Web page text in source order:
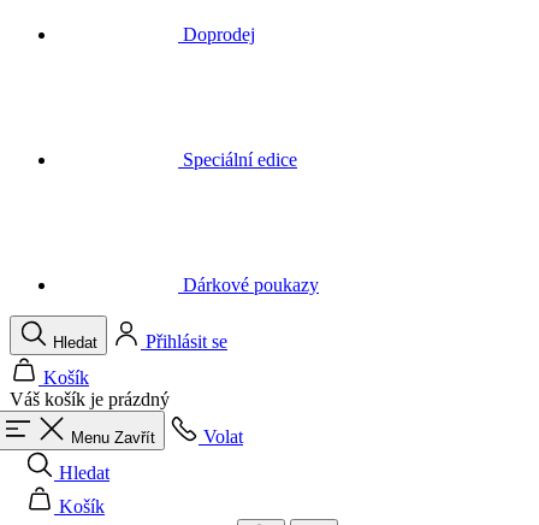
Váš košík je prázdný
Menu Zavřít
Volat
Hledat
Košík